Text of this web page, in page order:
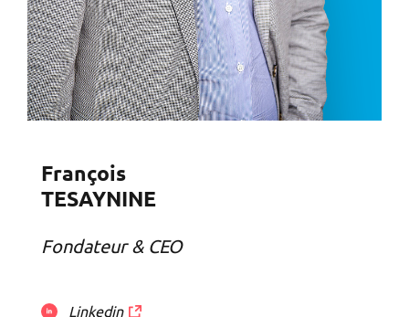
François
TESAYNINE
Fondateur & CEO
Linkedin